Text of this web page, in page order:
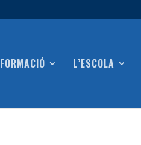
FORMACIÓ L’ESCOLA